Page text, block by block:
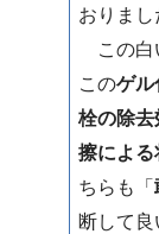
おりまし
この白
このゲル
栓の除去
擦による
ちらも「
断して良